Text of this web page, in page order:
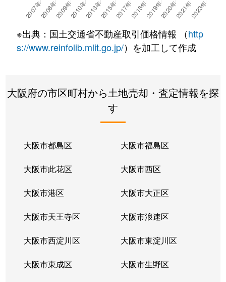
※出典：国土交通省不動産取引価格情報 （http
s://www.reinfolib.mlit.go.jp/）を加工して作成
大阪府の市区町村から土地売却・査定情報を探
す
大阪市都島区 大阪市福島区
大阪市此花区 大阪市西区
大阪市港区 大阪市大正区
大阪市天王寺区 大阪市浪速区
大阪市西淀川区 大阪市東淀川区
大阪市東成区 大阪市生野区